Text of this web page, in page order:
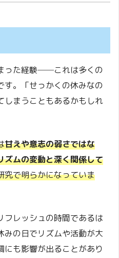
った経験──これは多くの
す。「せっかくの休みなの
しまうこともあるかもしれ
甘えや意志の弱さではな
ズムの変動と深く関係して
究で明らかになっていま
フレッシュの時間であるは
みの日でリズムや活動が大
にも影響が出ることがあり